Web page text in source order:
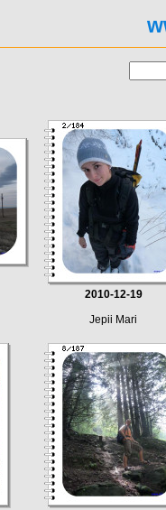
2010-12-19
Jepii Mari